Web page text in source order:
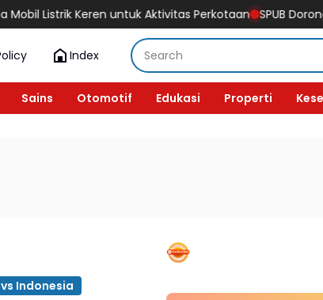
Listrik Keren untuk Aktivitas Perkotaan SPUB Dorong
Index
Sains Otomotif Edukasi Properti
Indonesia